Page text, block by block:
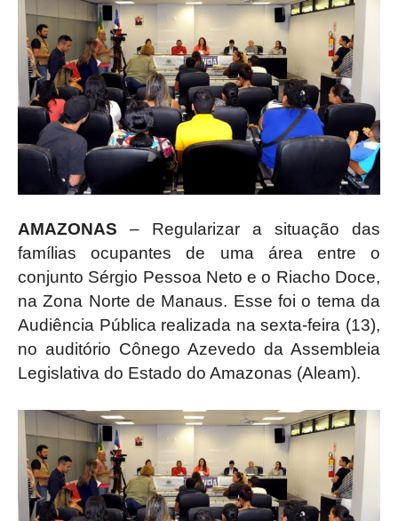
AMAZONAS – Regularizar a situação das
famílias ocupantes de uma área entre o
conjunto Sérgio Pessoa Neto e o Riacho Doce,
na Zona Norte de Manaus. Esse foi o tema da
Audiência Pública realizada na sexta-feira (13),
no auditório Cônego Azevedo da Assembleia
Legislativa do Estado do Amazonas (Aleam).